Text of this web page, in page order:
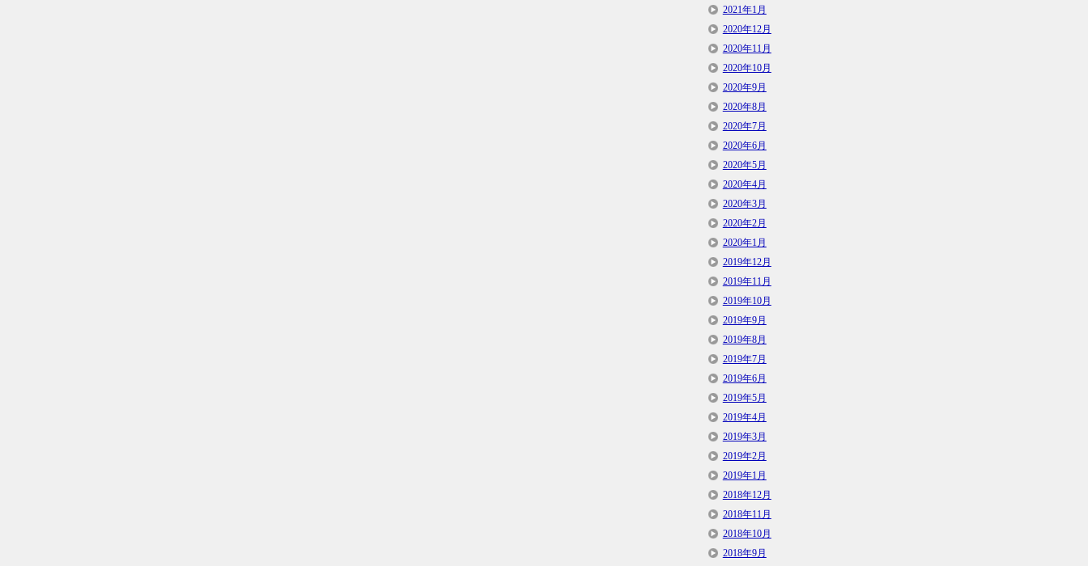
2021年1月
2020年12月
2020年11月
2020年10月
2020年9月
2020年8月
2020年7月
2020年6月
2020年5月
2020年4月
2020年3月
2020年2月
2020年1月
2019年12月
2019年11月
2019年10月
2019年9月
2019年8月
2019年7月
2019年6月
2019年5月
2019年4月
2019年3月
2019年2月
2019年1月
2018年12月
2018年11月
2018年10月
2018年9月